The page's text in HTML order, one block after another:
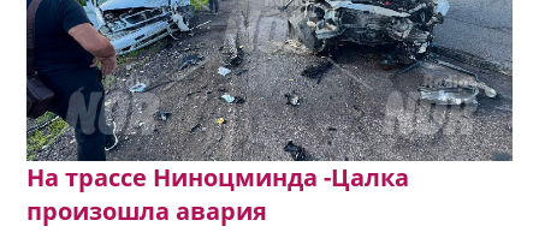
На трассе Ниноцминда -Цалка
произошла авария